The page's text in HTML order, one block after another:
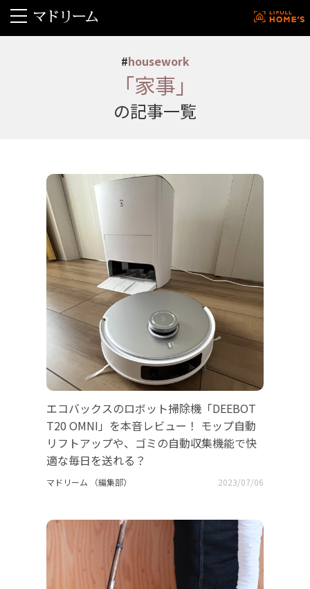
#housework
「家事」
の記事一覧
エコバックスのロボット掃除機「DEEBOT
T20 OMNI」を本音レビュー！ モップ自動
リフトアップや、ゴミの自動収集機能で快
適な毎日を送れる？
マドリーム （編集部） 2023/07/06